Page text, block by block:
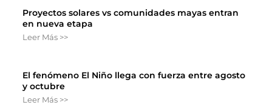
Proyectos solares vs comunidades mayas entran
en nueva etapa
Leer Más >>
El fenómeno El Niño llega con fuerza entre agosto
y octubre
Leer Más >>